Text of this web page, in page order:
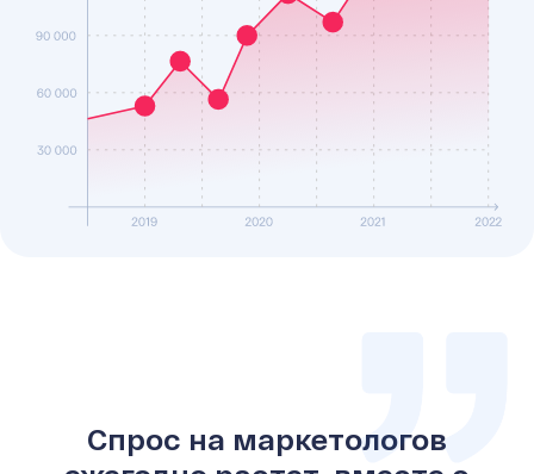
Спрос на маркетологов